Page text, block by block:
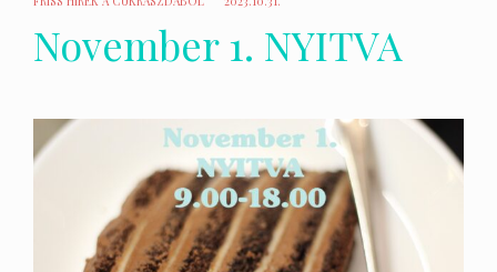
November 1. NYITVA